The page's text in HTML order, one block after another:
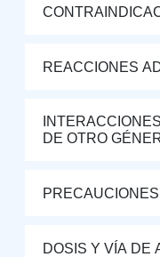
REACCIONES
DE OTRO
DOSIS Y VÍA DE